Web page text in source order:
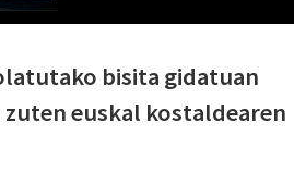
bisita gidatuan
euskal kostaldearen